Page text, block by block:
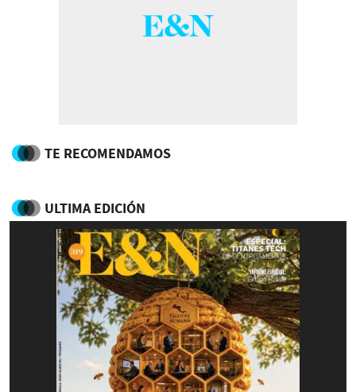
TE RECOMENDAMOS
ULTIMA EDICIÓN